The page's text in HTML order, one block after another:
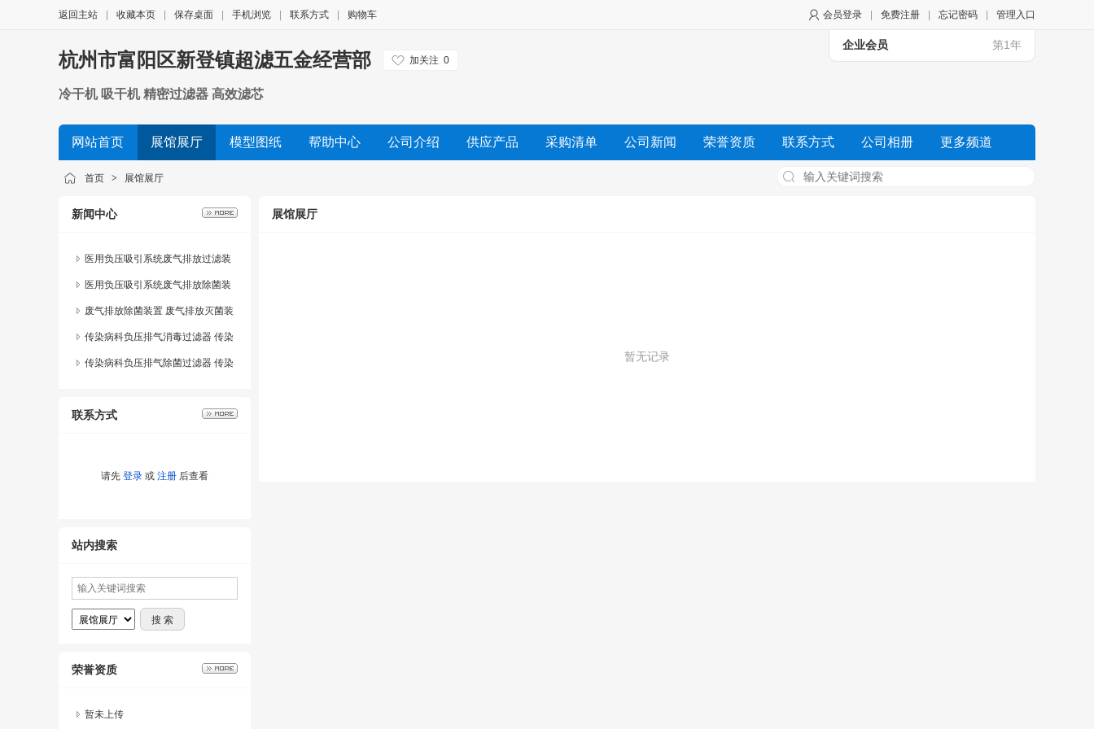
会员登录 免费注册 忘记密码 管理入口
返回主站 收藏本页 保存桌面 手机浏览 联系方式 购物车
企业会员 第1年
杭州市富阳区新登镇超滤五金经营部 加关注 0
冷干机 吸干机 精密过滤器 高效滤芯
网站首页 展馆展厅 模型图纸 帮助中心 公司介绍 供应产品 采购清单 公司新闻 荣誉资质 联系方式 公司相册 更多频道
展会信息 友情链接
首页 > 展馆展厅
新闻中心
医用负压吸引系统废气排放过滤装
置
医用负压吸引系统废气排放除菌装
置 医用负压吸引系统废气排放灭菌
装置
废气排放除菌装置 废气排放灭菌装
置
传染病科负压排气消毒过滤器 传染
病科负压排气消毒装置
传染病科负压排气除菌过滤器 传染
联系方式
请先 登录 或 注册 后查看
站内搜索
荣誉资质
暂未上传
展馆展厅
暂无记录